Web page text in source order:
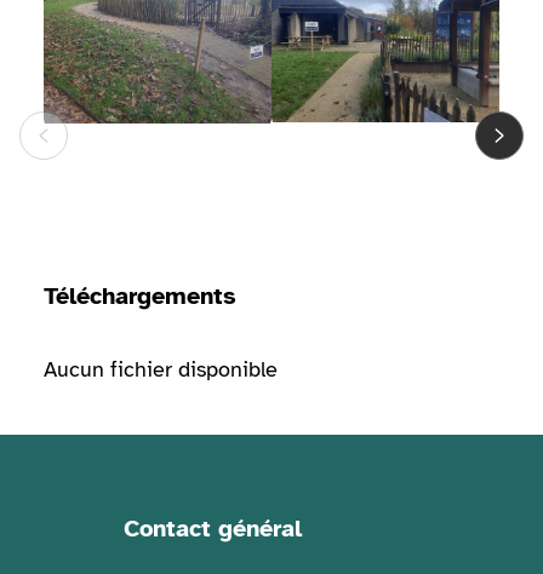
Téléchargements
Aucun fichier disponible
Informations de contact
Contact général